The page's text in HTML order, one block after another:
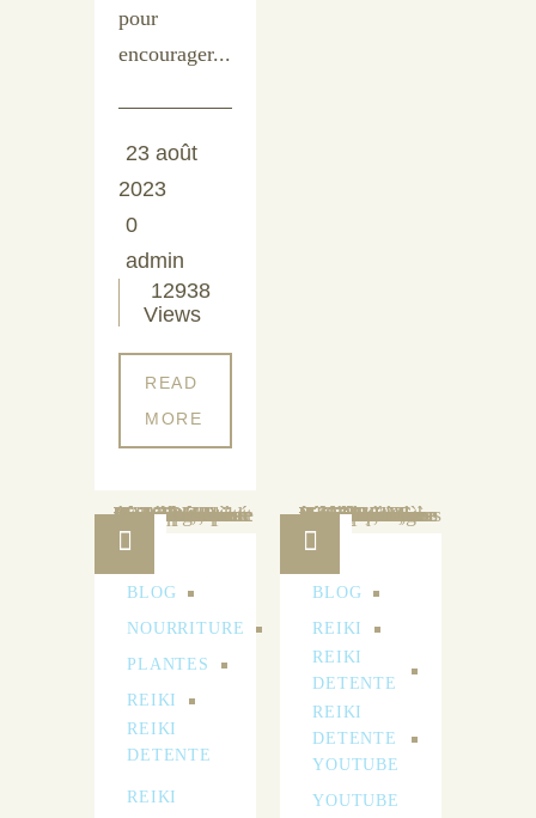
pour
encourager...
23 août
2023
0
admin
12938
Views
READ
MORE
BLOG
NOURRITURE
PLANTES
REIKI
REIKI
DETENTE
REIKI
BLOG
REIKI
REIKI
DETENTE
REIKI
DETENTE
YOUTUBE
YOUTUBE